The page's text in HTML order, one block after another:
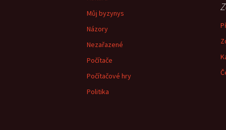
Můj byzynys
Názory
Nezařazené
Počítače
Počítačové hry
Politika